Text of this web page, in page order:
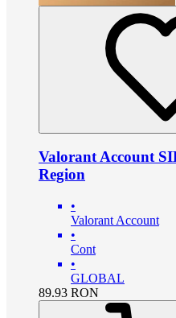
Valorant Account
Region
•
Valorant Account
•
Cont
•
GLOBAL
89.93 RON